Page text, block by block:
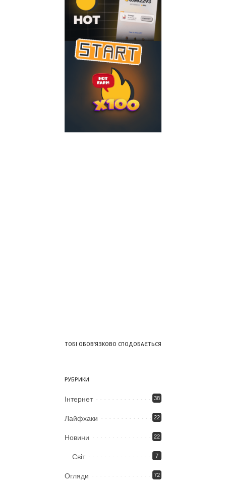
ТОБІ ОБОВ’ЯЗКОВО СПОДОБАЄТЬСЯ
РУБРИКИ
Iнтернет 38
Лайфхаки 22
Новини 22
Світ 7
Огляди 72